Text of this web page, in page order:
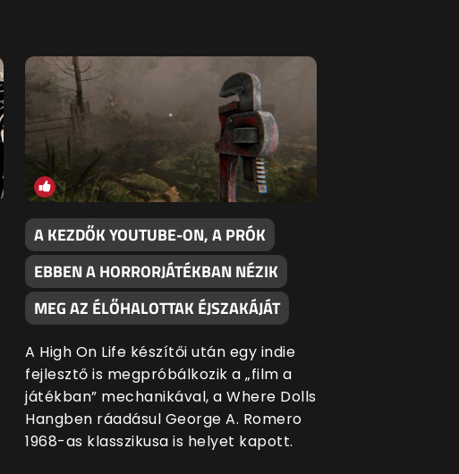
A KEZDŐK YOUTUBE-ON, A PRÓK
EBBEN A HORRORJÁTÉKBAN NÉZIK
MEG AZ ÉLŐHALOTTAK ÉJSZAKÁJÁT
A High On Life készítői után egy indie
fejlesztő is megpróbálkozik a „film a
játékban” mechanikával, a Where Dolls
Hangben ráadásul George A. Romero
1968-as klasszikusa is helyet kapott.